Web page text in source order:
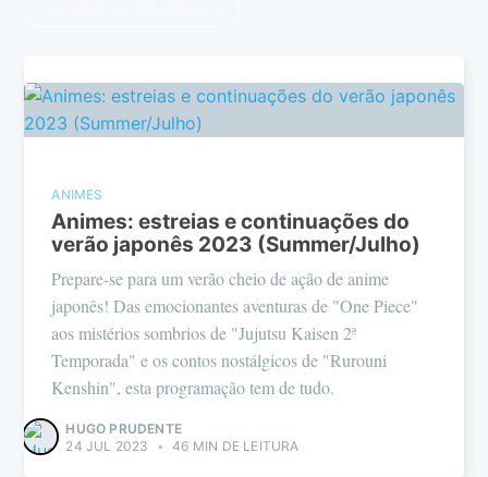
ANIMES
Animes: estreias e continuações do
verão japonês 2023 (Summer/Julho)
Prepare-se para um verão cheio de ação de anime
japonês! Das emocionantes aventuras de "One Piece"
aos mistérios sombrios de "Jujutsu Kaisen 2ª
Temporada" e os contos nostálgicos de "Rurouni
Kenshin", esta programação tem de tudo.
HUGO PRUDENTE
24 JUL 2023
• 46 MIN DE LEITURA